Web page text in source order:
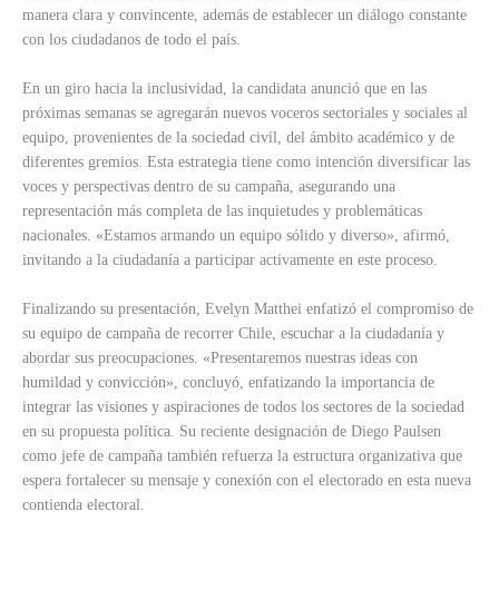
manera clara y convincente, además de establecer un diálogo constante
con los ciudadanos de todo el país.
En un giro hacia la inclusividad, la candidata anunció que en las
próximas semanas se agregarán nuevos voceros sectoriales y sociales al
equipo, provenientes de la sociedad civil, del ámbito académico y de
diferentes gremios. Esta estrategia tiene como intención diversificar las
voces y perspectivas dentro de su campaña, asegurando una
representación más completa de las inquietudes y problemáticas
nacionales. «Estamos armando un equipo sólido y diverso», afirmó,
invitando a la ciudadanía a participar activamente en este proceso.
Finalizando su presentación, Evelyn Matthei enfatizó el compromiso de
su equipo de campaña de recorrer Chile, escuchar a la ciudadanía y
abordar sus preocupaciones. «Presentaremos nuestras ideas con
humildad y convicción», concluyó, enfatizando la importancia de
integrar las visiones y aspiraciones de todos los sectores de la sociedad
en su propuesta política. Su reciente designación de Diego Paulsen
como jefe de campaña también refuerza la estructura organizativa que
espera fortalecer su mensaje y conexión con el electorado en esta nueva
contienda electoral.